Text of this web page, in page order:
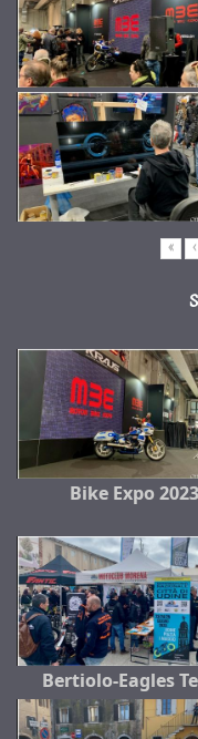
« ‹
Bike Expo 2023
Bertiolo-Eagles